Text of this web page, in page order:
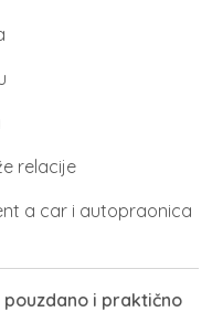
relacije
a car i autopraonica
i praktično